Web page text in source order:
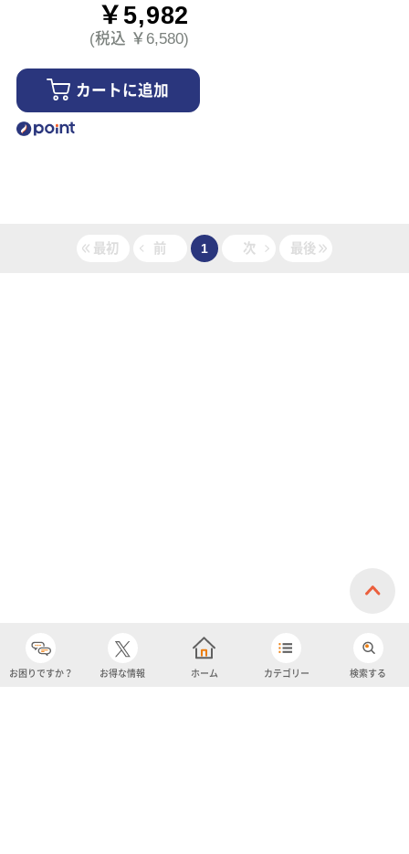
￥5,982
(税込 ￥6,580)
カートに追加
最初 前 1 次 最後
お困りですか？ お得な情報 ホーム カテゴリー 検索する